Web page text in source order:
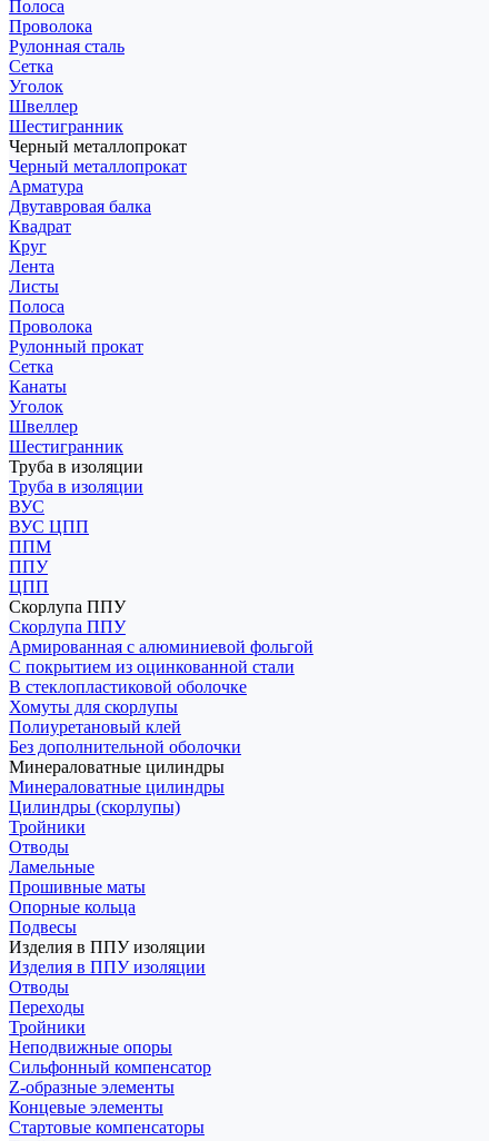
Полоса
Проволока
Рулонная сталь
Сетка
Уголок
Швеллер
Шестигранник
Черный металлопрокат
Черный металлопрокат
Арматура
Двутавровая балка
Квадрат
Круг
Лента
Листы
Полоса
Проволока
Рулонный прокат
Сетка
Канаты
Уголок
Швеллер
Шестигранник
Труба в изоляции
Труба в изоляции
ВУС
ВУС ЦПП
ППМ
ППУ
ЦПП
Скорлупа ППУ
Скорлупа ППУ
Армированная с алюминиевой фольгой
С покрытием из оцинкованной стали
В стеклопластиковой оболочке
Хомуты для скорлупы
Полиуретановый клей
Без дополнительной оболочки
Минераловатные цилиндры
Минераловатные цилиндры
Цилиндры (скорлупы)
Тройники
Отводы
Ламельные
Прошивные маты
Опорные кольца
Подвесы
Изделия в ППУ изоляции
Изделия в ППУ изоляции
Отводы
Переходы
Тройники
Неподвижные опоры
Cильфонный компенсатор
Z-образные элементы
Концевые элементы
Стартовые компенсаторы